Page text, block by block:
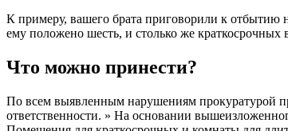
К примеру, вашего брата приговорили к отбытию
ему положено шесть, и столько же краткосрочных
Что можно принести?
По всем выявленным нарушениям прокуратурой
ответственности. » На основании